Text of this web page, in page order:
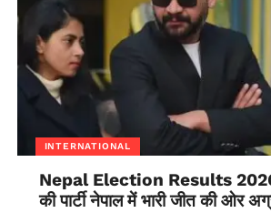
INTERNATIONAL
Nepal Election Results
की पार्टी नेपाल में भारी जीत की ओर